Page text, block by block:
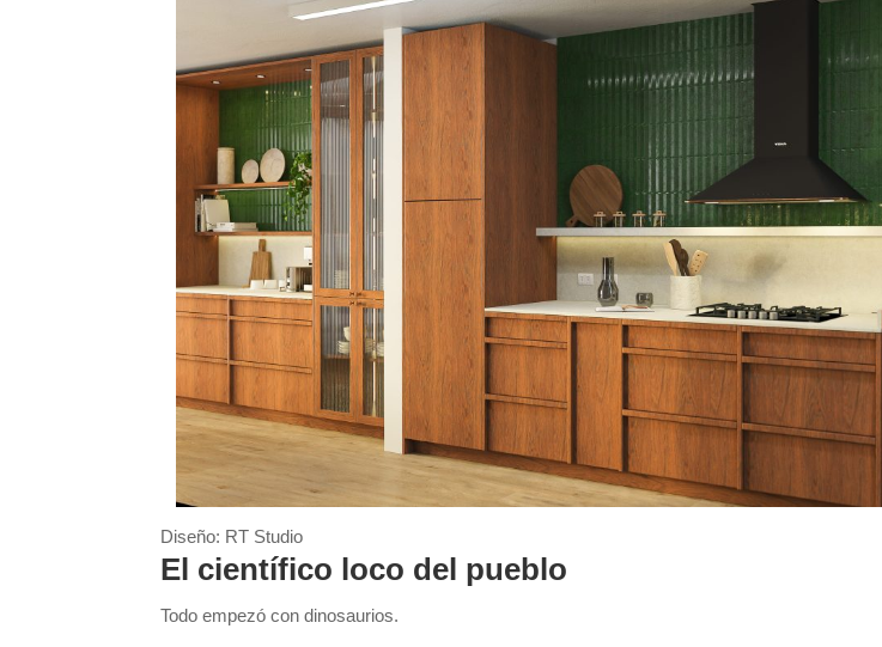
Diseño: RT Studio
El científico loco del pueblo
Todo empezó con dinosaurios.